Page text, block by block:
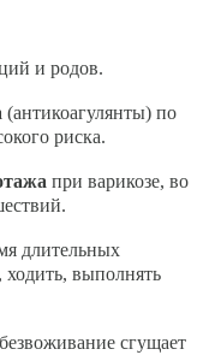
и родов.
(антикоагулянты) по
риска.
при варикозе, во
длительных
ходить, выполнять
сгущает